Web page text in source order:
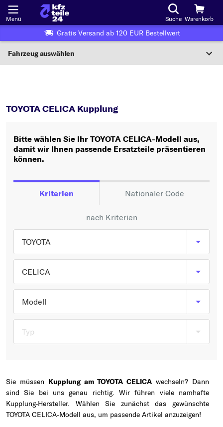
Menü Suche Warenkorb
Gratis Versand ab 120 EUR Bestellwert
Fahrzeug auswählen
Wo finde ich die?
Oder
Oder Fahrzeugauswahl nach Kriterien:
Hersteller wählen
Typ wählen
TOYOTA CELICA Kupplung
Bitte wählen Sie Ihr TOYOTA CELICA-Modell aus,
damit wir Ihnen passende Ersatzteile präsentieren
können.
Kriterien Nationaler Code
nach Kriterien
TOYOTA
CELICA
Modell
Typ
Sie müssen Kupplung am TOYOTA CELICA wechseln? Dann
sind Sie bei uns genau richtig. Wir führen viele namhafte
Kupplung-Hersteller. Wählen Sie zunächst das gewünschte
TOYOTA CELICA-Modell aus, um passende Artikel anzuzeigen!